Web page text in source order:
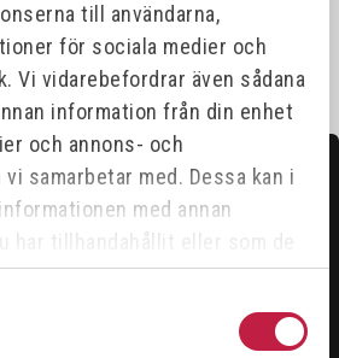
till användarna,
för sociala medier och
Vi vidarebefordrar även sådana
information från din enhet
och annons- och
samarbetar med. Dessa kan i
med annan
har tillhandahållit eller som de
har använt deras tjänster.
du söker?
duktiga och hjälper gärna till för